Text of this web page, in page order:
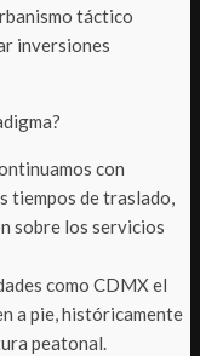
táctico
inversiones
con
tiempos de traslado,
sobre los servicios
como CDMX el
a pie, históricamente
peatonal.